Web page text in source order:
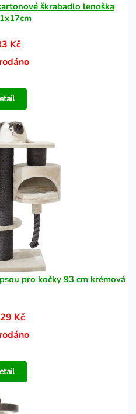
škrabadlo lenoška
Kč
pro kočky 93 cm krémová
Kč